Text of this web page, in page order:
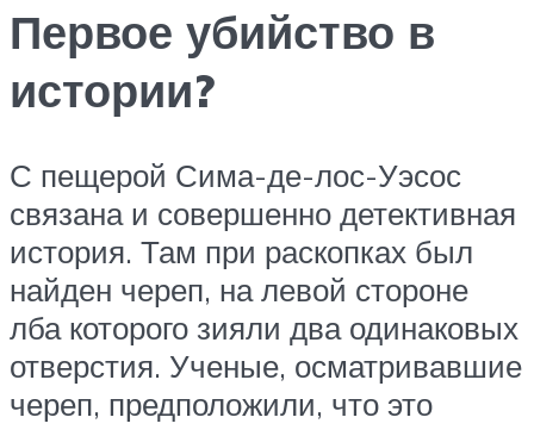
Первое убийство в
истории?
С пещерой Сима-де-лос-Уэсос
связана и совершенно детективная
история. Там при раскопках был
найден череп, на левой стороне
лба которого зияли два одинаковых
отверстия. Ученые, осматривавшие
череп, предположили, что это